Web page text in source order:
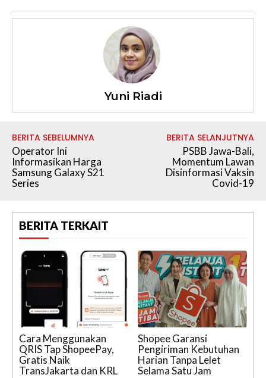
Yuni Riadi
BERITA SEBELUMNYA
Operator Ini
Informasikan Harga
Samsung Galaxy S21
Series
BERITA SELANJUTNYA
PSBB Jawa-Bali,
Momentum Lawan
Disinformasi Vaksin
Covid-19
BERITA TERKAIT
Cara Menggunakan
QRIS Tap ShopeePay,
Gratis Naik
TransJakarta dan KRL
Shopee Garansi
Pengiriman Kebutuhan
Harian Tanpa Lelet
Selama Satu Jam